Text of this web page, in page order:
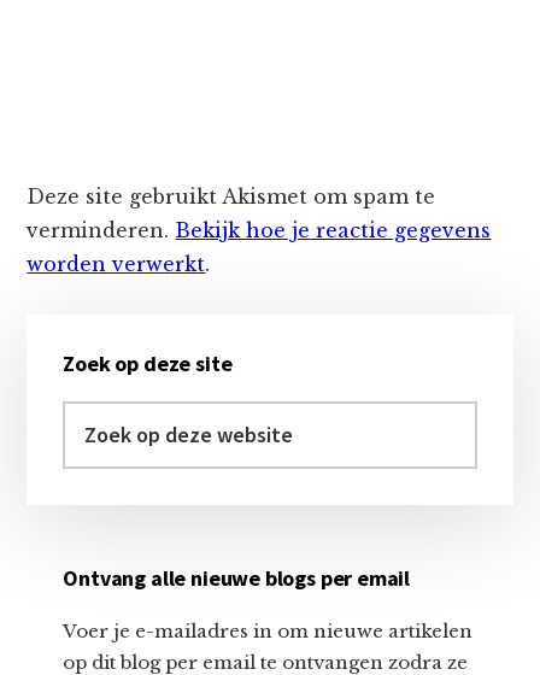
Deze site gebruikt Akismet om spam te
verminderen. Bekijk hoe je reactie gegevens
worden verwerkt.
Sidebar
Zoek op deze site
op
Ontvang alle nieuwe blogs per email
Voer je e-mailadres in om nieuwe artikelen
op dit blog per email te ontvangen zodra ze